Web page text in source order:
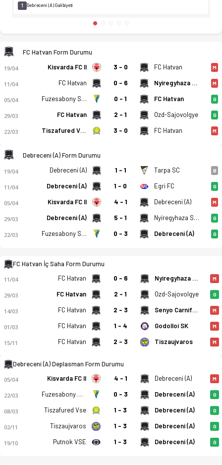
1 Debreceni (A) Galibiyeti
FC Hatvan Form Durumu
19/04 Kisvarda FC II 3 - 0 FC Hatvan M
11/04 FC Hatvan 0 - 6 Nyiregyhaza Spartacus FC II M
05/04 Fuzesabony SC Eross Ut 0 - 1 FC Hatvan G
29/03 FC Hatvan 2 - 1 Ozd-Sajovolgye G
22/03 Tiszafured Vse 3 - 0 FC Hatvan M
Debreceni (A) Form Durumu
19/04 Debreceni (A) 1 - 1 Tarpa SC B
11/04 Debreceni (A) 1 - 0 Egri FC G
05/04 Kisvarda FC II 4 - 1 Debreceni (A) M
29/03 Debreceni (A) 5 - 1 Nyiregyhaza Spartacus FC II G
22/03 Fuzesabony SC Eross Ut 0 - 3 Debreceni (A) G
FC Hatvan İç Saha Form Durumu
11/04 FC Hatvan 0 - 6 Nyiregyhaza Spartacus FC II M
29/03 FC Hatvan 2 - 1 Ozd-Sajovolgye G
14/03 FC Hatvan 2 - 3 Senyo Carnifex FC M
01/03 FC Hatvan 1 - 4 Godolloi SK M
15/11 FC Hatvan 2 - 3 Tiszaujvaros M
Debreceni (A) Deplasman Form Durumu
05/04 Kisvarda FC II 4 - 1 Debreceni (A) M
22/03 Fuzesabony SC Eross Ut 0 - 3 Debreceni (A) G
08/03 Tiszafured Vse 1 - 3 Debreceni (A) G
02/11 Tiszaujvaros 1 - 3 Debreceni (A) G
19/10 Putnok VSE 1 - 3 Debreceni (A) G